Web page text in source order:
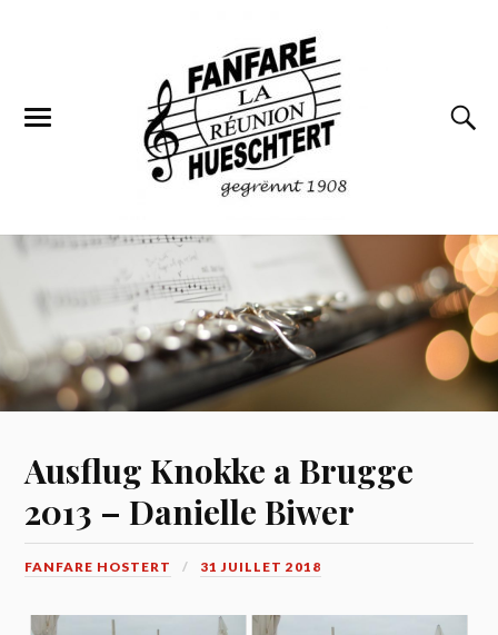
Ausflug Knokke a Brugge
2013 – Danielle Biwer
FANFARE HOSTERT 31 JUILLET 2018